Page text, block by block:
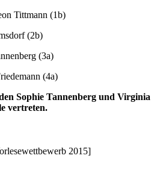
Tittmann (1b)
(2b)
(3a)
(4a)
Sophie Tannenberg und Virginia
vertreten.
2015]